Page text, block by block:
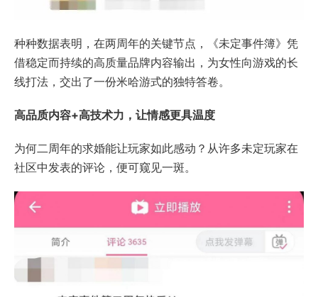
种种数据表明，在两周年的关键节点，《未定事件簿》凭
借稳定而持续的高质量品牌内容输出，为女性向游戏的长
线打法，交出了一份米哈游式的独特答卷。
高品质内容+高技术力，让情感更具温度
为何二周年的求婚能让玩家如此感动？从许多未定玩家在
社区中发表的评论，便可窥见一斑。